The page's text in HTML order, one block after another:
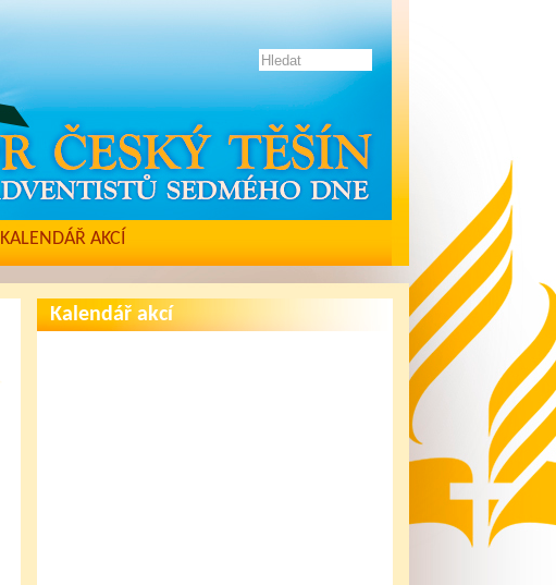
KALENDÁŘ AKCÍ
Kalendář akcí